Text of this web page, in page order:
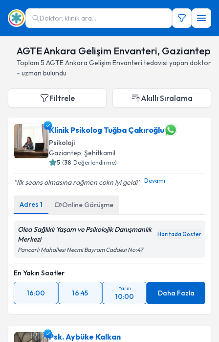
Doktor, klinik ara...
AGTE Ankara Gelişim Envanteri, Gaziantep
Toplam 5 AGTE Ankara Gelişim Envanteri tedavisi yapan doktor
- uzman bulundu
Filtrele Akıllı Sıralama
Klinik Psikolog Tuğba Çakıroğlu
Psikoloji
Gaziantep, Şehitkamil
5 (38 Değerlendirme)
İlk seans olmasına rağmen cokn iyi geldi Devamı
Adres 1 Online Görüşme
Olea Sağlıklı Yaşam ve Psikolojik Danışmanlık
Merkezi
Haritada Göster
Pancarlı Mahallesi Necmi Bayram Caddesi No:47
En Yakın Saatler
16:00 16:45
Yarın
10:00 Daha Fazla
Psk. Aybüke Kalkan